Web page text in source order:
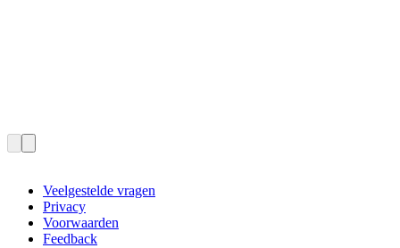
Veelgestelde vragen
Privacy
Voorwaarden
Feedback